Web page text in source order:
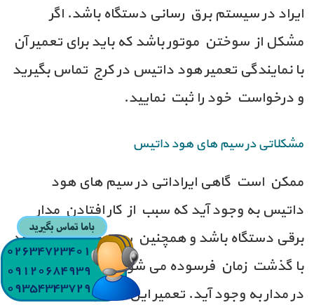
ایراد در سیستم برق رسانی دستگاه باشد. اگر
مشکل از سوختن موتور باشد که باید برای تعمیر آن
با نمایندگی تعمیر هود داتیس در کرج تماس بگیرید
و درخواست خود را ثبت نمایید.
مشکلاتی در سیم های هود داتیس
ممکن است گاهی ایراداتی در سیم های هود
داتیس به وجود آید که سبب از کار افتادن مدار
برقی دستگاه باشد و همچنین سیم های داخلی هود
با گذشت زمان فرسوده می شوند و احتمال قطعی
در مدار به وجود آید. تعمیر این مدار باید توسط